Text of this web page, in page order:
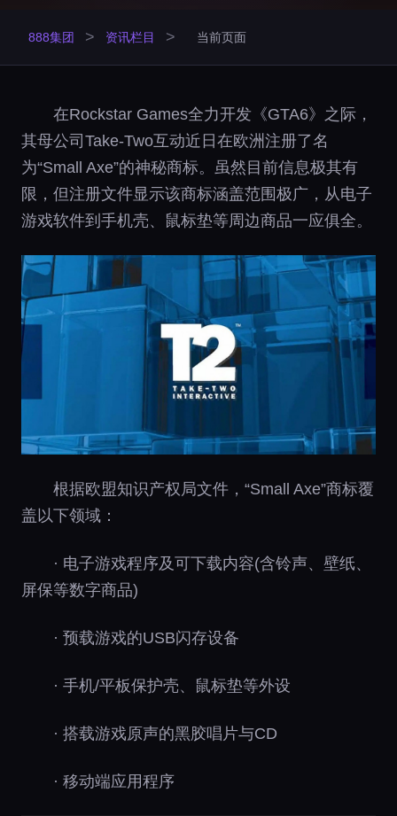
888集团 > 资讯栏目 > 当前页面
在Rockstar Games全力开发《GTA6》之际，
其母公司Take-Two互动近日在欧洲注册了名
为“Small Axe”的神秘商标。虽然目前信息极其有
限，但注册文件显示该商标涵盖范围极广，从电子
游戏软件到手机壳、鼠标垫等周边商品一应俱全。
根据欧盟知识产权局文件，“Small Axe”商标覆
盖以下领域：
· 电子游戏程序及可下载内容(含铃声、壁纸、
屏保等数字商品)
· 预载游戏的USB闪存设备
· 手机/平板保护壳、鼠标垫等外设
· 搭载游戏原声的黑胶唱片与CD
· 移动端应用程序